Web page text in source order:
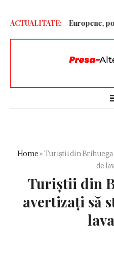
ACTUALITATE:
Uniunii Europene,
Home»Turiștii din Brihuega
de
Turiștii din
avertizați să